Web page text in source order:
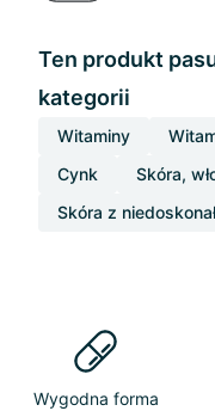
Ten produkt
kategorii
Witaminy
Cynk
Skóra,
Skóra z
Wygodna forma